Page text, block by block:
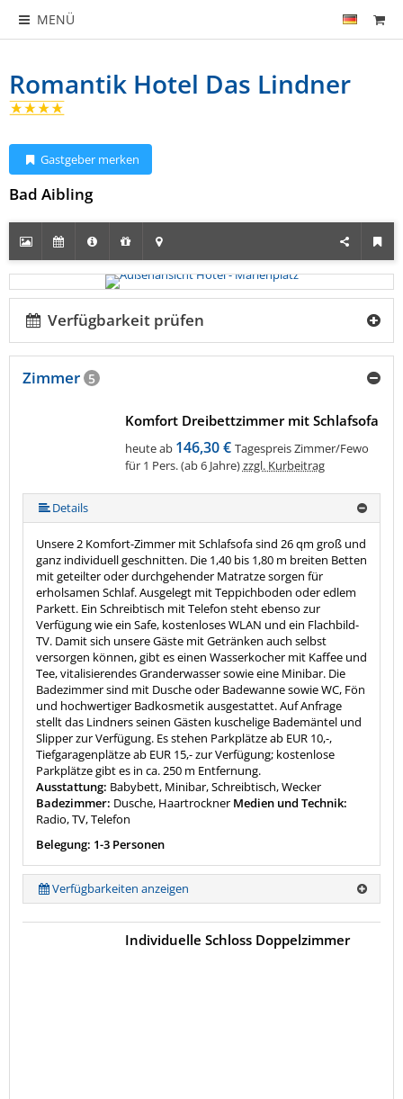
MENÜ
Romantik Hotel Das Lindner
Gastgeber merken
Bad Aibling
Verfügbarkeit prüfen
Zimmer 5
Komfort Dreibettzimmer mit Schlafsofa
heute ab 146,30 € Tagespreis Zimmer/Fewo
für 1 Pers. (ab 6 Jahre)zzgl. Kurbeitrag
Details
Unsere 2 Komfort-Zimmer mit Schlafsofa sind 26 qm groß und
ganz individuell geschnitten. Die 1,40 bis 1,80 m breiten Betten
mit geteilter oder durchgehender Matratze sorgen für
erholsamen Schlaf. Ausgelegt mit Teppichboden oder edlem
Parkett. Ein Schreibtisch mit Telefon steht ebenso zur
Verfügung wie ein Safe, kostenloses WLAN und ein Flachbild-
TV. Damit sich unsere Gäste mit Getränken auch selbst
versorgen können, gibt es einen Wasserkocher mit Kaffee und
Tee, vitalisierendes Granderwasser sowie eine Minibar. Die
Badezimmer sind mit Dusche oder Badewanne sowie WC, Fön
und hochwertiger Badkosmetik ausgestattet. Auf Anfrage
stellt das Lindners seinen Gästen kuschelige Bademäntel und
Slipper zur Verfügung. Es stehen Parkplätze ab EUR 10,-,
Tiefgaragenplätze ab EUR 15,- zur Verfügung; kostenlose
Parkplätze gibt es in ca. 250 m Entfernung.
Ausstattung: Babybett, Minibar, Schreibtisch, Wecker
Badezimmer: Dusche, Haartrockner Medien und Technik:
Radio, TV, Telefon
Belegung: 1-3 Personen
Verfügbarkeiten anzeigen
Individuelle Schloss Doppelzimmer